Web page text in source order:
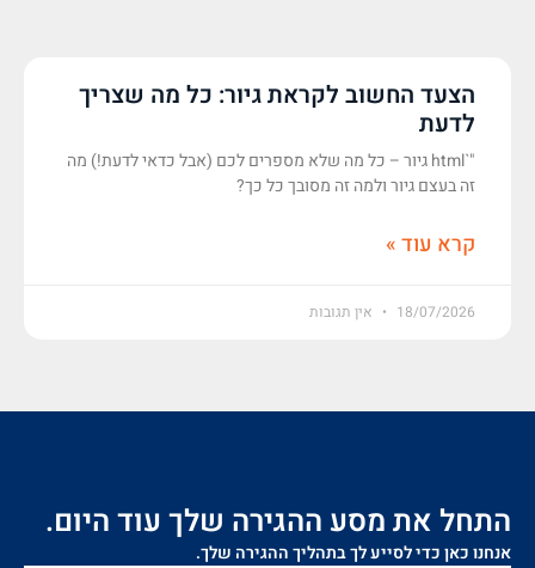
הצעד החשוב לקראת גיור: כל מה שצריך
לדעת
"`html גיור – כל מה שלא מספרים לכם (אבל כדאי לדעת!) מה
זה בעצם גיור ולמה זה מסובך כל כך?
קרא עוד »
18/07/2026 אין תגובות
התחל את מסע ההגירה שלך עוד היום.
אנחנו כאן כדי לסייע לך בתהליך ההגירה שלך.